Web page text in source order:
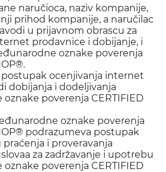
naručioca, naziv kompanije,
prihod kompanije, a naručilac
u prijavnom obrascu za
prodavnice i dobijanje, i
oznake poverenja
ocenjivanja internet
dobijanja i dodeljivanja
poverenja CERTIFIED
oznake poverenja
podrazumeva postupak
i proveravanja
za zadržavanje i upotrebu
poverenja CERTIFIED